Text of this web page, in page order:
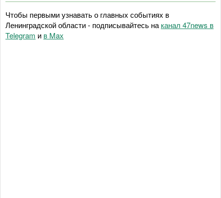
Чтобы первыми узнавать о главных событиях в
Ленинградской области - подписывайтесь на канал 47news в
Telegram и в Maх